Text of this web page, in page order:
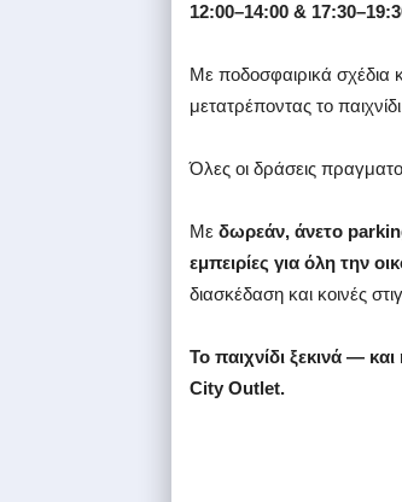
12:00–14:00 &
Με ποδοσφαιρικά σχέδια
μετατρέποντας το
Όλες οι δράσεις
Με δωρεάν, άνετο
εμπειρίες για όλη την
διασκέδαση και κοινές
Το παιχνίδι ξεκινά —
City Outlet.